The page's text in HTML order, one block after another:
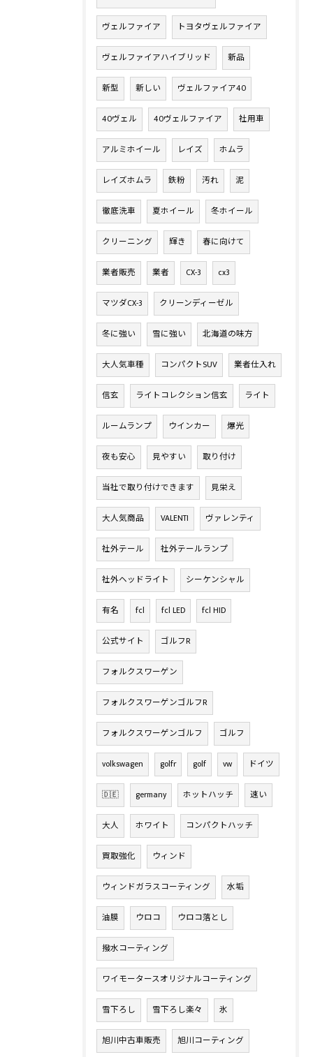
ヴェルファイア トヨタヴェルファイア
ヴェルファイアハイブリッド 新品
新型 新しい ヴェルファイア40
40ヴェル 40ヴェルファイア 社用車
アルミホイール レイズ ホムラ
レイズホムラ 鉄粉 汚れ 泥
徹底洗車 夏ホイール 冬ホイール
クリーニング 輝き 春に向けて
業者販売 業者 CX-3 cx3
マツダCX-3 クリーンディーゼル
冬に強い 雪に強い 北海道の味方
大人気車種 コンパクトSUV 業者仕入れ
信玄 ライトコレクション信玄 ライト
ルームランプ ウインカー 爆光
夜も安心 見やすい 取り付け
当社で取り付けできます 見栄え
大人気商品 VALENTI ヴァレンティ
社外テール 社外テールランプ
社外ヘッドライト シーケンシャル
有名 fcl fcl LED fcl HID
公式サイト ゴルフR
フォルクスワーゲン
フォルクスワーゲンゴルフR
フォルクスワーゲンゴルフ ゴルフ
volkswagen golfr golf vw ドイツ
🇩🇪 germany ホットハッチ 速い
大人 ホワイト コンパクトハッチ
買取強化 ウィンド
ウィンドガラスコーティング 水垢
油膜 ウロコ ウロコ落とし
撥水コーティング
ワイモータースオリジナルコーティング
雪下ろし 雪下ろし楽々 氷
旭川中古車販売 旭川コーティング